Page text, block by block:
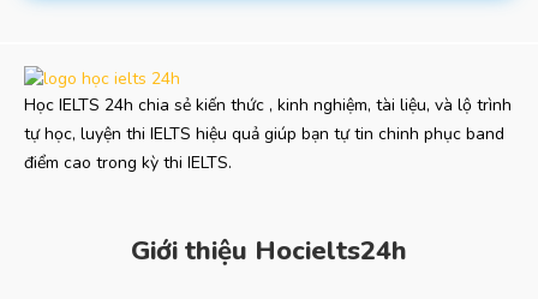
Học IELTS 24h chia sẻ kiến thức , kinh nghiệm, tài liệu, và lộ trình
tự học, luyện thi IELTS hiệu quả giúp bạn tự tin chinh phục band
điểm cao trong kỳ thi IELTS.
Giới thiệu Hocielts24h